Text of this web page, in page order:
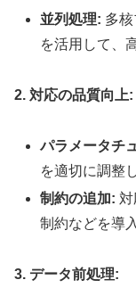
並列処理: 多
を活用して、
2. 対応の品質向上:
パラメータチ
を適切に調整
制約の追加:
制約などを導
3. データ前処理: